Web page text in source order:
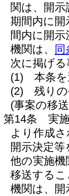
関は、開
期間内に
間内に開
機関は、
同
次に掲げ
(1)
本条
(2)
残り
(事案の移
第14条
実
より作成
開示決定
他の実施
移送する
機関は、